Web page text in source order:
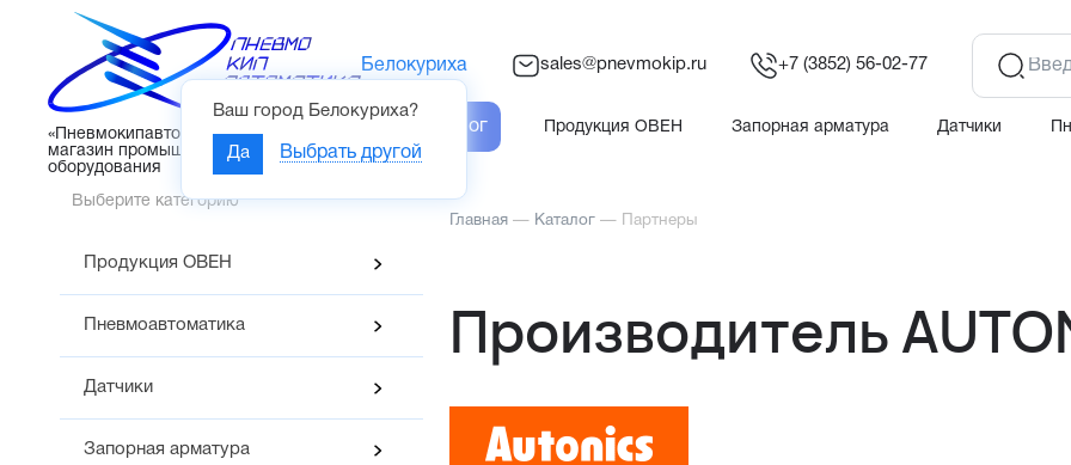
«Пневмокипавтоматика» – интернет-
магазин промышленного
оборудования
Белокуриха
Ваш город Белокуриха?
Да Выбрать другой
sales@pnevmokip.ru +7 (3852) 56-02-77
Каталог Продукция ОВЕН Запорная арматура Датчики
Выберите категорию
Продукция ОВЕН
Пневмоавтоматика
Датчики
Запорная арматура
Главная — Каталог — Партнеры
Производитель